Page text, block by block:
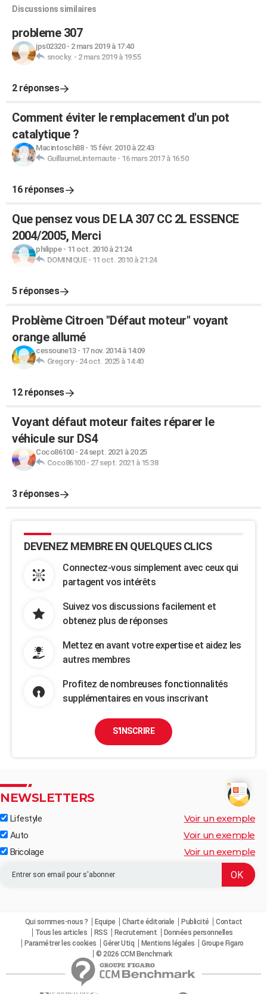
Discussions similaires
probleme 307
jps02320- 2 mars 2019 à 17:40
snocky. - 2 mars 2019 à 19:55
2 réponses
Comment éviter le remplacement d'un pot
catalytique ?
Macintosch88- 15 févr. 2010 à 22:43
GuillaumeLinternaute- 16 mars 2017 à 16:50
16 réponses
Que pensez vous DE LA 307 CC 2L ESSENCE
2004/2005, Merci
philippe- 11 oct. 2010 à 21:24
DOMINIQUE- 11 oct. 2010 à 21:24
5 réponses
Problème Citroen "Défaut moteur" voyant
orange allumé
cessoune13- 17 nov. 2014 à 14:09
Gregory- 24 oct. 2025 à 14:40
12 réponses
Voyant défaut moteur faites réparer le
véhicule sur DS4
Coco86100- 24 sept. 2021 à 20:25
Coco86100- 27 sept. 2021 à 15:38
3 réponses
DEVENEZ MEMBRE EN QUELQUES CLICS
Connectez-vous simplement avec ceux qui
partagent vos intérêts
Suivez vos discussions facilement et
obtenez plus de réponses
Mettez en avant votre expertise et aidez les
autres membres
Profitez de nombreuses fonctionnalités
supplémentaires en vous inscrivant
S'INSCRIRE
NEWSLETTERS
Lifestyle Voir un exemple
Auto Voir un exemple
Bricolage Voir un exemple
Qui sommes-nous ? Equipe Charte éditoriale Publicité
Contact
Tous les articles
RSS Recrutement
Données personnelles
Paramétrer les cookies
Gérer Utiq Mentions légales
Groupe Figaro
© 2026 CCM Benchmark